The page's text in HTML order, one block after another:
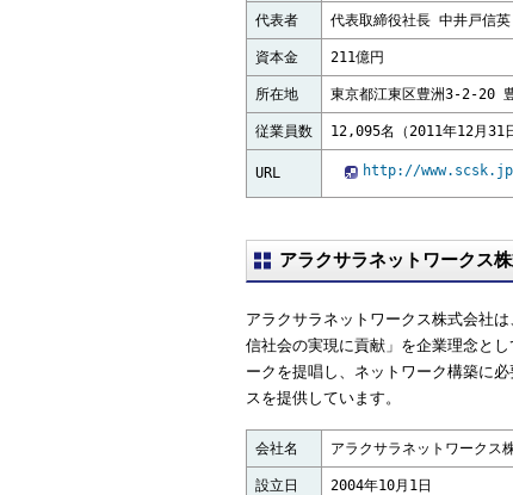
代表者 代表取締役社長 中井戸信英
資本金 211億円
所在地 東京都江東区豊洲3-2-20
従業員数 12,095名（2011年12月31
URL http://www.scsk.jp/
アラクサラネットワークス
アラクサラネットワークス株式会社
信社会の実現に貢献」を企業理念と
ークを提唱し、ネットワーク構築に
スを提供しています。
会社名 アラクサラネットワークス
設立日 2004年10月1日